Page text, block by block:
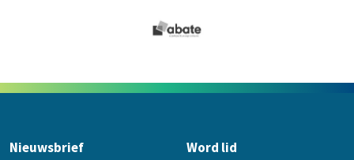
Nieuwsbrief Word lid